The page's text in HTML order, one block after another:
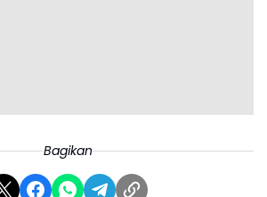
Bagikan